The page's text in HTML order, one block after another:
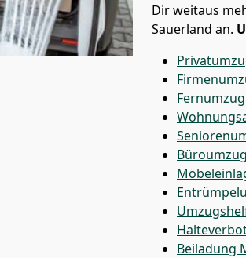
Dir weitaus
Sauerland an.
Fernumzug
Büroumzug
Beiladung